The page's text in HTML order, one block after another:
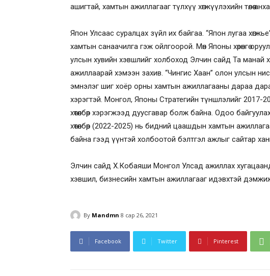
ашигтай, хамтын ажиллагааг түлхүү хөгжүүлэхийн төлөө
Япон Улсаас суралцах зүйл их байгаа. “Япон лугаа
хамтын санаачилга гэж ойлгоорой. Мөн Японы хөрөнгө
улсын хувийн хэвшлийг холбоход Элчин сайд Та манай
ажиллаарай хэмээн захив. “Чингис Хаан” олон улсын
эмнэлэг шиг хоёр орны хамтын ажиллагааны дараа
хэрэгтэй. Монгол, Японы Стратегийн түншлэлийг 2017-
хөтөлбөр хэрэгжээд дуусгавар болж байна. Одоо
хөтөлбөр (2022-2025) нь бидний цаашдын хамтын
байна гээд үүнтэй холбоотой бэлтгэл ажлыг сайтар
Элчин сайд Х.Кобаяши Монгол Улсад ажиллах
хэвшил, бизнесийн хамтын ажиллагааг идэвхтэй
By Mandmn 8 сар 26, 2021
Facebook Twitter Pinterest